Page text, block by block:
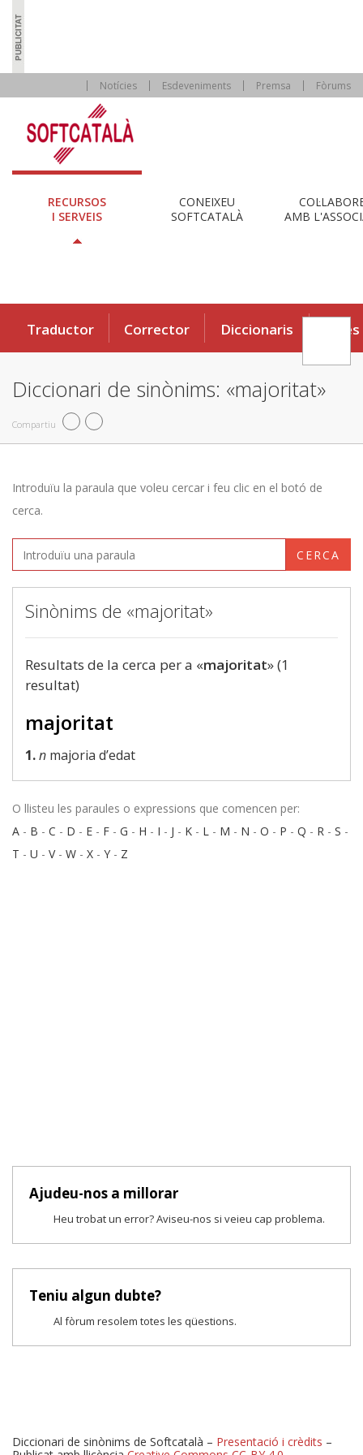
Notícies Esdeveniments Premsa Fòrums
RECURSOS
I SERVEIS
CONEIXEU
SOFTCATALÀ
AMB
Traductor Corrector Diccionaris Eines
Diccionari de sinònims: «majoritat»
Compartiu
Introduïu la paraula que voleu cercar i feu clic en el botó de
cerca.
CERCA
Sinònims de «majoritat»
Resultats de la cerca per a «majoritat» (1
resultat)
majoritat
1.n majoria d’edat
O llisteu les paraules o expressions que comencen per:
A - B - C - D - E - F - G - H - I - J - K - L - M - N - O - P - Q - R - S -
T - U - V- W - X - Y - Z
Ajudeu-nos a millorar
Heu trobat un error? Aviseu-nos si veieu cap problema.
Teniu algun dubte?
Al fòrum resolem totes les qüestions.
Diccionari de sinònims de Softcatalà – Presentació i crèdits –